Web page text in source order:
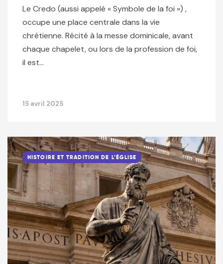
Le Credo (aussi appelé « Symbole de la foi ») ,
occupe une place centrale dans la vie
chrétienne. Récité à la messe dominicale, avant
chaque chapelet, ou lors de la profession de foi,
il est…
15 avril 2025
HISTOIRE ET TRADITION DE L’ÉGLISE